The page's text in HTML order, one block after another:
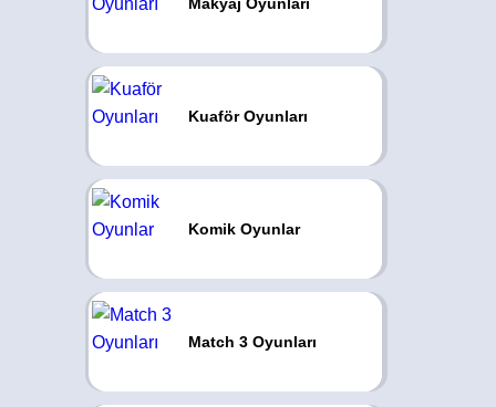
Kuaför Oyunları
Komik Oyunlar
Match 3 Oyunları